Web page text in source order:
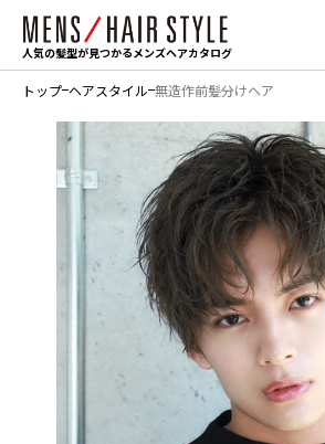
人気の髪型が見つかるメンズヘアカタログ
トップ ヘアスタイル 無造作前髪分けヘア